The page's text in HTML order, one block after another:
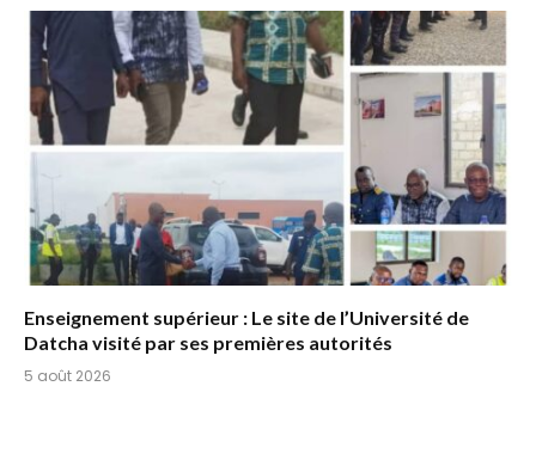
Enseignement supérieur : Le site de l’Université de
Datcha visité par ses premières autorités
5 août 2026